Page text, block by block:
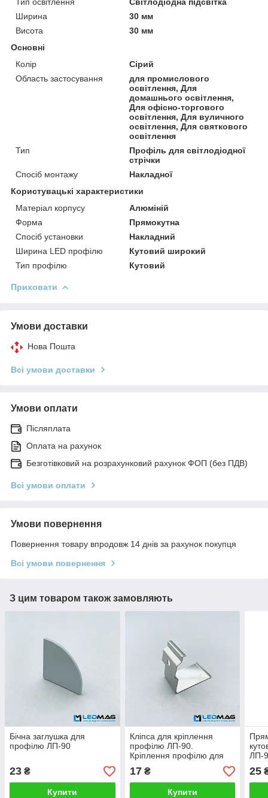
Ширина
30 мм
Висота
30 мм
Основні
Колір
Сірий
Область застосування
для промислового
освітлення, Для
домашнього освітлення,
Для офісно-торгового
освітлення, Для вуличного
освітлення, Для святкового
освітлення
Тип
Профіль для світлодіодної
стрічки
Спосіб монтажу
Накладної
Користувацькі характеристики
Матеріал корпусу
Алюміній
Форма
Прямокутна
Спосіб установки
Накладний
Ширина LED профілю
Кутовий широкий
Тип профілю
Кутовий
Приховати
Умови доставки
Нова Пошта
Всі умови доставки
Умови оплати
Післяплата
Оплата на рахунок
Безготівковий на розрахунковий рахунок ФОП (без ПДВ)
Всі умови оплати
Умови повернення
Повернення товару впродовж 14 днів за рахунок покупця
Всі умови повернення
З цим товаром також замовляють
Бічна заглушка для
профілю ЛП-90
23 ₴
Купити
Кліпса для кріплення
профілю ЛП-90.
Кріплення профілю для
світлодіодної стрічки.
Кріпильна скоба.
17₴
Купити
ЛП-
25